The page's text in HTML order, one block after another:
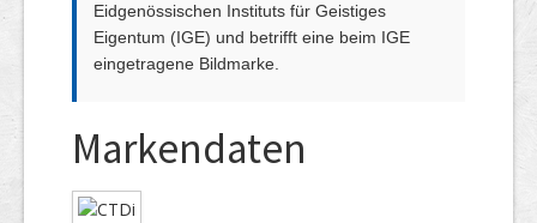
Eidgenössischen Instituts für Geistiges
Eigentum (IGE) und betrifft eine beim IGE
eingetragene Bildmarke.
Markendaten